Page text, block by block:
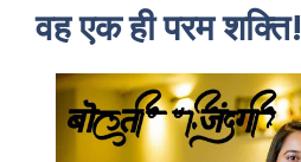
वह एक ही परम शक्ति!